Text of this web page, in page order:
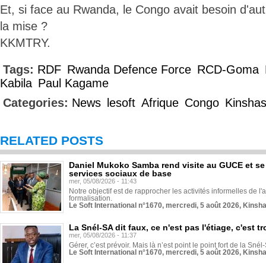
Et, si face au Rwanda, le Congo avait besoin
la mise ?
KKMTRY.
Tags: RDF Rwanda Defence Force RCD-Goma
Kabila Paul Kagame
Categories: News lesoft Afrique Congo
RELATED POSTS
Daniel Mukoko Samba rend visite au GUCE et
services sociaux de base
mer, 05/08/2026 - 11:43
Notre objectif est de rapprocher les activités informelles de
formalisation.
Le Soft International n°1670, mercredi, 5 août 2026,
La Snél-SA dit faux, ce n'est pas l'étiage, c'est
mer, 05/08/2026 - 11:37
Gérer, c’est prévoir. Mais là n’est point le point fort de la
Le Soft International n°1670, mercredi, 5 août 2026,